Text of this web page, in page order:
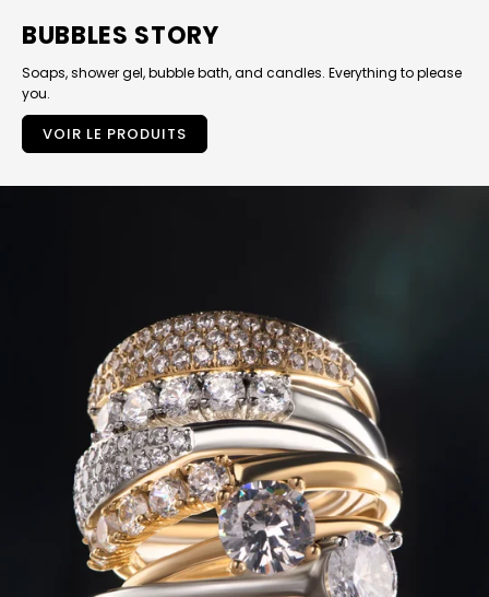
BUBBLES STORY
Soaps, shower gel, bubble bath, and candles. Everything to please
you.
VOIR LE PRODUITS